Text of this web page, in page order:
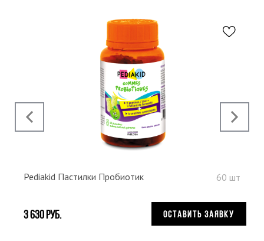
Pediakid Пастилки Пробиотик 60 шт
3 630 руб. ОСТАВИТЬ ЗАЯВКУ
‹
›